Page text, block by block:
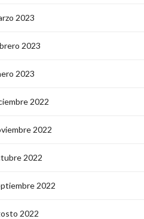
2023
2023
2023
2022
2022
2022
2022
2022